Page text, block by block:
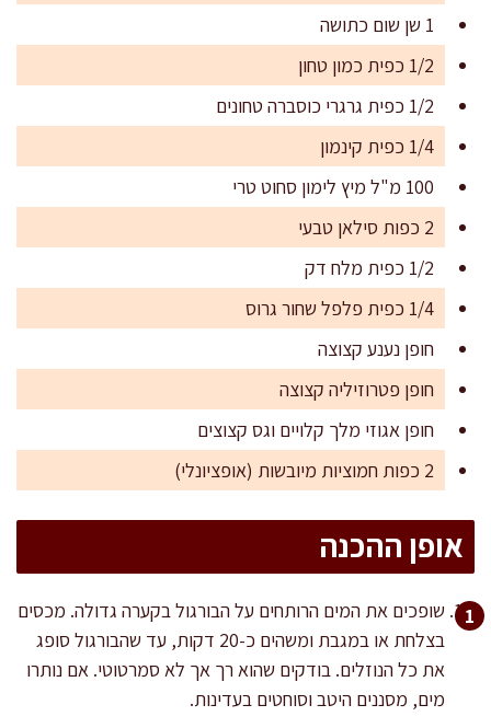
1 שן שום כתושה
1/2 כפית כמון טחון
1/2 כפית גרגרי כוסברה טחונים
1/4 כפית קינמון
100 מ"ל מיץ לימון סחוט טרי
2 כפות סילאן טבעי
1/2 כפית מלח דק
1/4 כפית פלפל שחור גרוס
חופן נענע קצוצה
חופן פטרוזיליה קצוצה
חופן אגוזי מלך קלויים וגס קצוצים
2 כפות חמוציות מיובשות (אופציונלי)
אופן ההכנה
שופכים את המים הרותחים על הבורגול בקערה גדולה. מכסים
בצלחת או במגבת ומשהים כ-20 דקות, עד שהבורגול סופג
את כל הנוזלים. בודקים שהוא רך אך לא סמרטוטי. אם נותרו
מים, מסננים היטב וסוחטים בעדינות.